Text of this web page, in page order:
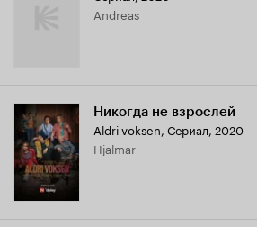
Andreas
Никогда не взрослей
Aldri voksen, Сериал, 2020
Hjalmar